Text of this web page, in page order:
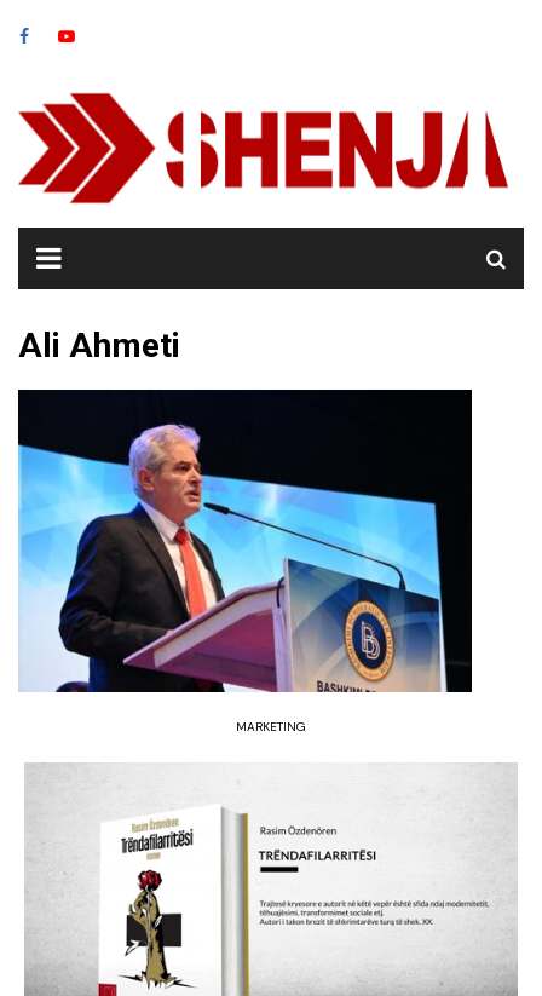
Ali Ahmeti
MARKETING